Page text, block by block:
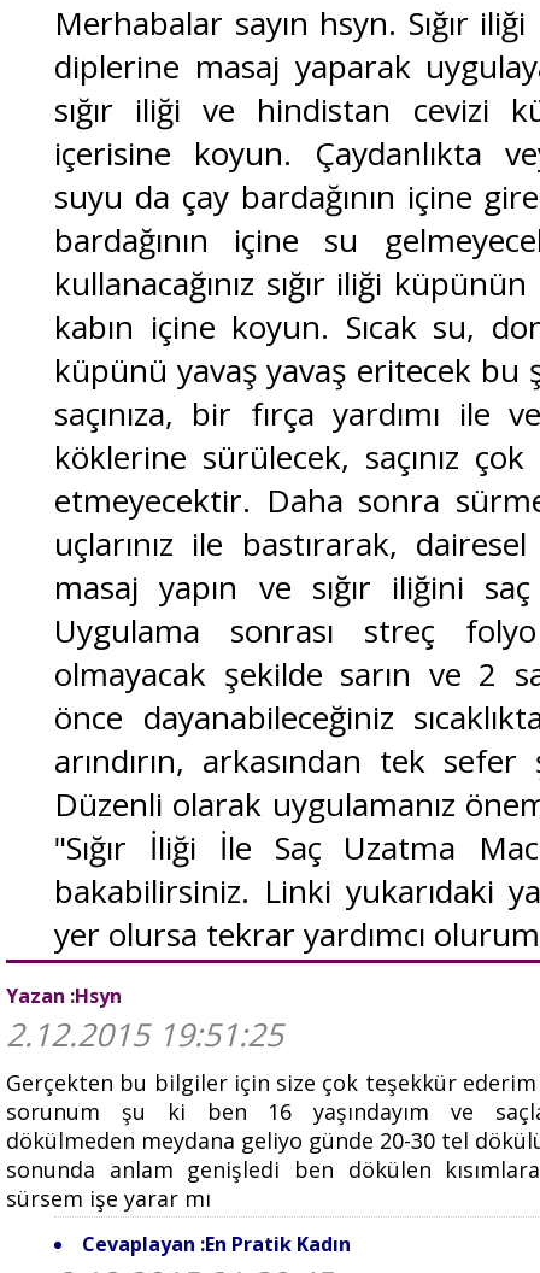
Merhabalar sayın hsyn. Sığır
diplerine masaj yaparak
sığır iliği ve hindistan cevizi
içerisine koyun. Çaydanlıkta
suyu da çay bardağının içine
bardağının içine su
kullanacağınız sığır iliği
kabın içine koyun. Sıcak su,
küpünü yavaş yavaş eritecek bu
saçınıza, bir fırça yardımı ile
köklerine sürülecek, saçınız
etmeyecektir. Daha sonra
uçlarınız ile bastırarak,
masaj yapın ve sığır iliğini
Uygulama sonrası streç
olmayacak şekilde sarın ve 2
önce dayanabileceğiniz
arındırın, arkasından tek sefer
Düzenli olarak uygulamanız
"Sığır İliği İle Saç Uzatma
bakabilirsiniz. Linki yukarıdaki
yer olursa tekrar yardımcı
Yazan :Hsyn
2.12.2015 19:51:25
Gerçekten bu bilgiler için size çok teşekkür
sorunum şu ki ben 16 yaşındayım ve
dökülmeden meydana geliyo günde 20-30 tel
sonunda anlam genişledi ben dökülen
sürsem işe yarar mı
Cevaplayan :En Pratik Kadın